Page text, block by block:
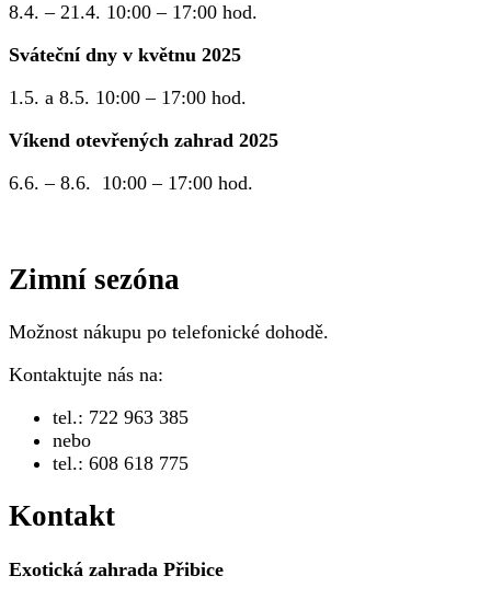
8.4. – 21.4. 10:00 – 17:00 hod.
Sváteční dny v květnu 2025
1.5. a 8.5. 10:00 – 17:00 hod.
Víkend otevřených zahrad 2025
6.6. – 8.6. 10:00 – 17:00 hod.
Zimní sezóna
Možnost nákupu po telefonické dohodě.
Kontaktujte nás na:
tel.: 722 963 385
nebo
tel.: 608 618 775
Kontakt
Exotická zahrada Přibice